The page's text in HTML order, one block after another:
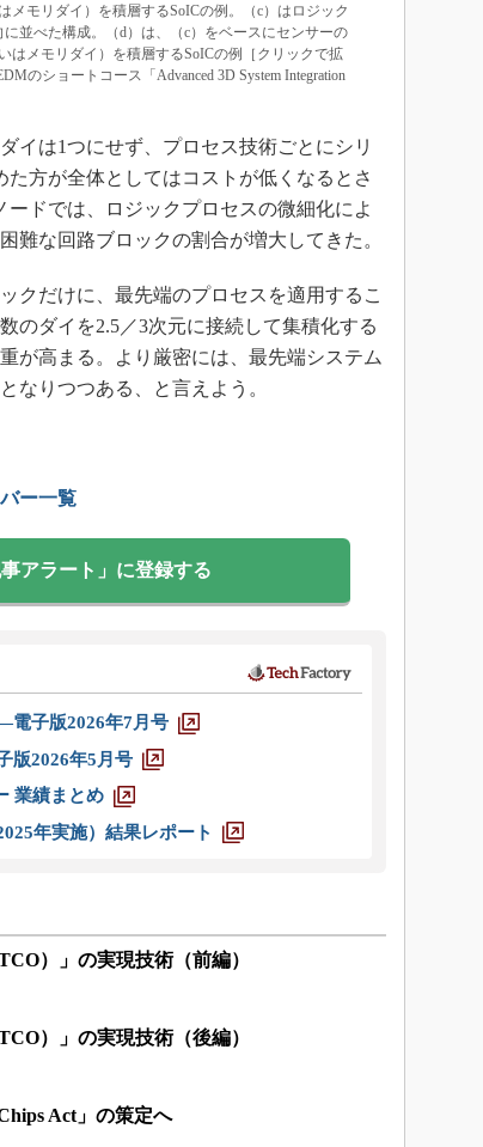
モリダイ）を積層するSoICの例。（c）はロジック
並べた構成。（d）は、（c）をベースにセンサーの
メモリダイ）を積層するSoICの例［クリックで拡
のショートコース「Advanced 3D System Integration
は1つにせず、プロセス技術ごとにシリ
方が全体としてはコストが低くなるとさ
ドでは、ロジックプロセスの微細化によ
難な回路ブロックの割合が増大してきた。
クだけに、最先端のプロセスを適用するこ
のダイを2.5／3次元に接続して集積化する
が高まる。より厳密には、最先端システム
なりつつある、と言えよう。
ー一覧
アラート」に登録する
電子版2026年7月号
版2026年5月号
業績まとめ
年実施）結果レポート
）」の実現技術（前編）
）」の実現技術（後編）
Act」の策定へ